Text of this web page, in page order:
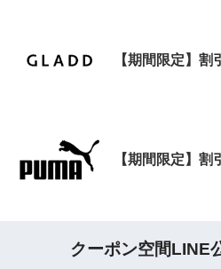
【期間限定】
【期間限定】
クーポン空間LINE